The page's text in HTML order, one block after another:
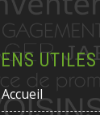
UTILES
Accueil